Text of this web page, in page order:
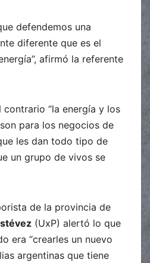
defendemos una
diferente que es el
afirmó la referente
“la energía y los
para los negocios de
les dan todo tipo de
un grupo de vivos se
de la provincia de
(UxP) alertó lo que
era “crearles un nuevo
argentinas que tiene